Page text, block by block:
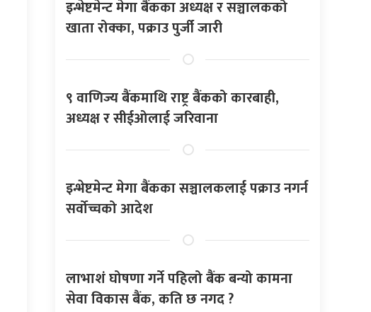
इन्भेष्टमेन्ट मेगा बैंकका अध्यक्ष र सञ्चालकको
खाता रोक्का, पक्राउ पुर्जी जारी
९ वाणिज्य बैंकमाथि राष्ट्र बैंकको कारबाही,
अध्यक्ष र सीईओलाई जरिवाना
इन्भेष्टमेन्ट मेगा बैंकका सञ्चालकलाई पक्राउ नगर्न
सर्वोच्चको आदेश
लाभाशं घोषणा गर्ने पहिलो बैंक बन्यो कामना
सेवा विकास बैंक, कति छ नगद ?